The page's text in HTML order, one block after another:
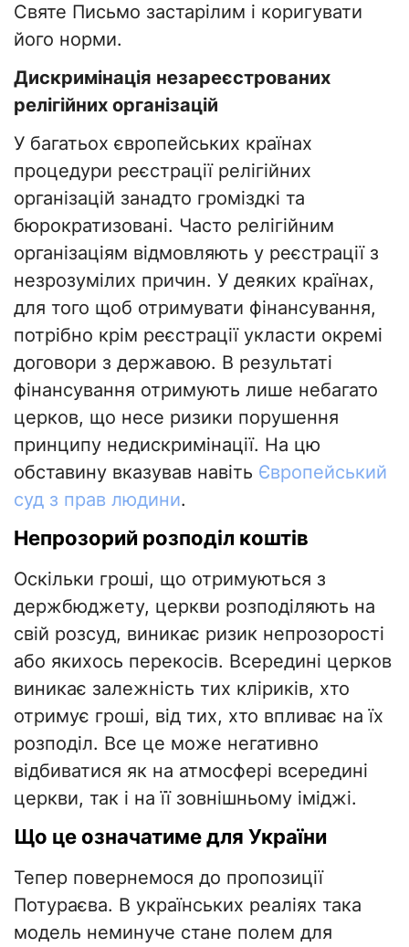
Святе Письмо застарілим і коригувати
його норми.
Дискримінація незареєстрованих
релігійних організацій
У багатьох європейських країнах
процедури реєстрації релігійних
організацій занадто громіздкі та
бюрократизовані. Часто релігійним
організаціям відмовляють у реєстрації з
незрозумілих причин. У деяких країнах,
для того щоб отримувати фінансування,
потрібно крім реєстрації укласти окремі
договори з державою. В результаті
фінансування отримують лише небагато
церков, що несе ризики порушення
принципу недискримінації. На цю
обставину вказував навіть Європейський
суд з прав людини.
Непрозорий розподіл коштів
Оскільки гроші, що отримуються з
держбюджету, церкви розподіляють на
свій розсуд, виникає ризик непрозорості
або якихось перекосів. Всередині церков
виникає залежність тих кліриків, хто
отримує гроші, від тих, хто впливає на їх
розподіл. Все це може негативно
відбиватися як на атмосфері всередині
церкви, так і на її зовнішньому іміджі.
Що це означатиме для України
Тепер повернемося до пропозиції
Потураєва. В українських реаліях така
модель неминуче стане полем для